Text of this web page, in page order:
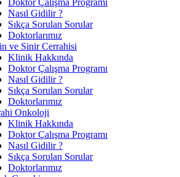
Nasıl Gidilir ?
Sıkça Sorulan Sorular
Doktorlarımız
ve Sinir Cerrahisi
Klinik Hakkında
Doktor Çalışma Programı
Nasıl Gidilir ?
Sıkça Sorulan Sorular
Doktorlarımız
Onkoloji
Klinik Hakkında
Doktor Çalışma Programı
Nasıl Gidilir ?
Sıkça Sorulan Sorular
Doktorlarımız